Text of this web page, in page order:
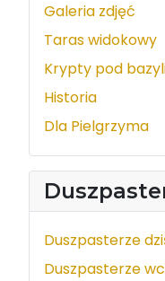
Galeria zdjęć
Taras widokowy
Krypty pod
Historia
Dla Pielgrzyma
Duszpasterze
Duszpasterze